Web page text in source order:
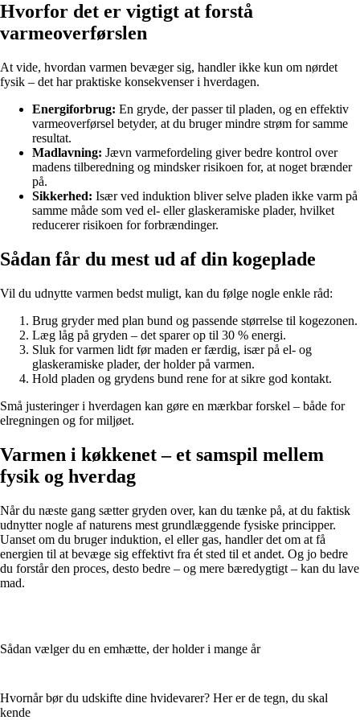
Hvorfor det er vigtigt at forstå
varmeoverførslen
At vide, hvordan varmen bevæger sig, handler ikke kun om nørdet
fysik – det har praktiske konsekvenser i hverdagen.
Energiforbrug: En gryde, der passer til pladen, og en effektiv
varmeoverførsel betyder, at du bruger mindre strøm for samme
resultat.
Madlavning: Jævn varmefordeling giver bedre kontrol over
madens tilberedning og mindsker risikoen for, at noget brænder
på.
Sikkerhed: Især ved induktion bliver selve pladen ikke varm på
samme måde som ved el- eller glaskeramiske plader, hvilket
reducerer risikoen for forbrændinger.
Sådan får du mest ud af din kogeplade
Vil du udnytte varmen bedst muligt, kan du følge nogle enkle råd:
Brug gryder med plan bund og passende størrelse til kogezonen.
Læg låg på gryden – det sparer op til 30 % energi.
Sluk for varmen lidt før maden er færdig, især på el- og
glaskeramiske plader, der holder på varmen.
Hold pladen og grydens bund rene for at sikre god kontakt.
Små justeringer i hverdagen kan gøre en mærkbar forskel – både for
elregningen og for miljøet.
Varmen i køkkenet – et samspil mellem
fysik og hverdag
Når du næste gang sætter gryden over, kan du tænke på, at du faktisk
udnytter nogle af naturens mest grundlæggende fysiske principper.
Uanset om du bruger induktion, el eller gas, handler det om at få
energien til at bevæge sig effektivt fra ét sted til et andet. Og jo bedre
du forstår den proces, desto bedre – og mere bæredygtigt – kan du lave
mad.
Sådan vælger du en emhætte, der holder i mange år
Hvornår bør du udskifte dine hvidevarer? Her er de tegn, du skal
kende